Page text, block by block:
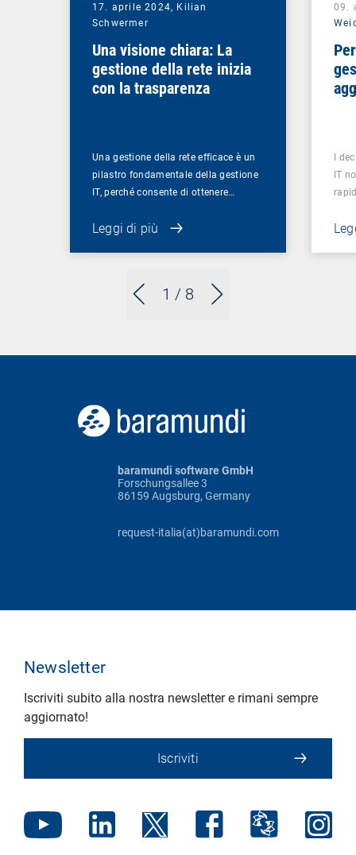
1 / 8
17. aprile 2024, Kilian
Schwermer
Una visione chiara: La
gestione della rete inizia
con la trasparenza
Una gestione della rete efficace è un
pilastro fondamentale della gestione
IT, perché consente di ottenere…
Leggi di più
09.
I
IT
baramundi software GmbH
Forschungsallee 3
86159 Augsburg, Germany
request-italia(at)baramundi.com
Newsletter
Iscriviti subito alla nostra newsletter e rimani sempre
aggiornato!
Iscriviti